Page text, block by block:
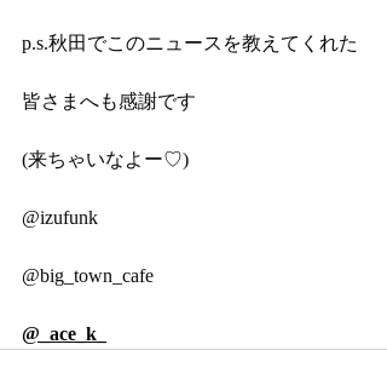
p.s.秋田でこのニュースを教えてくれた
皆さまへも感謝です
(来ちゃいなよー♡)
@izufunk
@big_town_cafe
@_ace_k_